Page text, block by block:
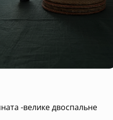
-велике двоспальне